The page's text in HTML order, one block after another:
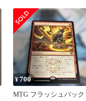
¥700
MTG フラッシュバック